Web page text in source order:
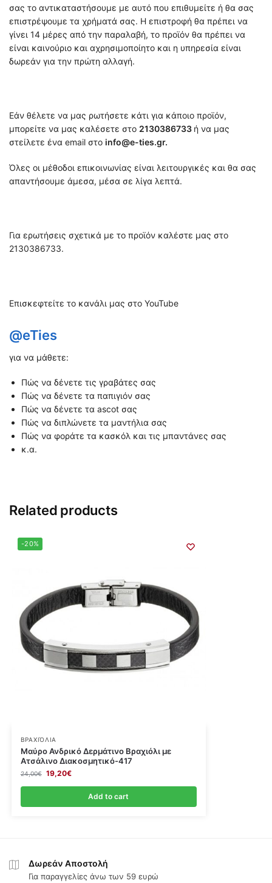
σας το αντικαταστήσουμε με αυτό που επιθυμείτε ή θα σας
επιστρέψουμε τα χρήματά σας. Η επιστροφή θα πρέπει να
γίνει 14 μέρες από την παραλαβή, το προϊόν θα πρέπει να
είναι καινούριο και αχρησιμοποίητο και η υπηρεσία είναι
δωρεάν για την πρώτη αλλαγή.
Εάν θέλετε να μας ρωτήσετε κάτι για κάποιο προϊόν,
μπορείτε να μας καλέσετε στο 2130386733 ή να μας
στείλετε ένα email στο info@e-ties.gr.
Όλες οι μέθοδοι επικοινωνίας είναι λειτουργικές και θα σας
απαντήσουμε άμεσα, μέσα σε λίγα λεπτά.
Για ερωτήσεις σχετικά με το προϊόν καλέστε μας στο
2130386733.
Επισκεφτείτε το κανάλι μας στο YouTube
@eTies
για να μάθετε:
Πώς να δένετε τις γραβάτες σας
Πώς να δένετε τα παπιγιόν σας
Πώς να δένετε τα ascot σας
Πώς να διπλώνετε τα μαντήλια σας
Πώς να φοράτε τα κασκόλ και τις μπαντάνες σας
κ.α.
Related products
-20%
ΒΡΑΧΙΌΛΙΑ
Μαύρο Ανδρικό Δερμάτινο Βραχιόλι με
Ατσάλινο Διακοσμητικό-417
24,00€ 19,20€
Add to cart
Δωρεάν Αποστολή
Για παραγγελίες άνω των 59 ευρώ